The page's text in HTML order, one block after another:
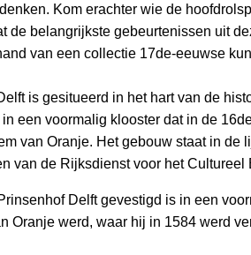
Kom erachter wie de
de belangrijkste gebeurtenissen uit
van een collectie 17de-eeuwse
is gesitueerd in het hart van de
een voormalig klooster dat in de
van Oranje. Het gebouw staat in de
van de Rijksdienst voor het Cultureel
Delft gevestigd is in een
Oranje werd, waar hij in 1584 werd